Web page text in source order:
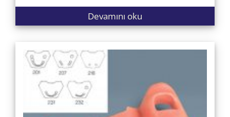
Devamını oku